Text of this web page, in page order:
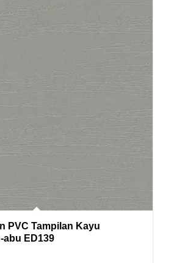
PVC Tampilan Kayu
abu ED139